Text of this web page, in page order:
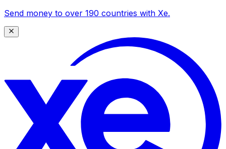
Send money to over 190 countries with Xe.